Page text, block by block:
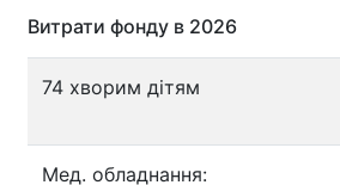
Витрати фонду в 2026
74 хворим дітям
Мед. обладнання: